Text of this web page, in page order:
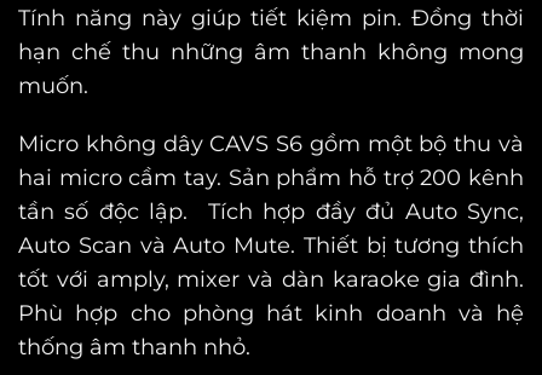
Tính năng này giúp tiết kiệm pin. Đồng thời
hạn chế thu những âm thanh không mong
muốn.
Micro không dây CAVS S6 gồm một bộ thu và
hai micro cầm tay. Sản phẩm hỗ trợ 200 kênh
tần số độc lập. Tích hợp đầy đủ Auto Sync,
Auto Scan và Auto Mute. Thiết bị tương thích
tốt với amply, mixer và dàn karaoke gia đình.
Phù hợp cho phòng hát kinh doanh và hệ
thống âm thanh nhỏ.